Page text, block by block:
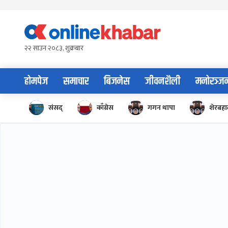
content२२ साउन २०८३, शुक्रबार
होमपेज समाचार बिजनेस जीवनशैली
संसद् काँग्रेस गगन थापा